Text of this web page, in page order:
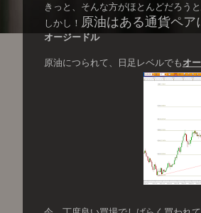
きっと、そんな方がほとんどだろう
しかし！ 原油はある通貨ペ
オージードル
原油につられて、日足レベルでも オ